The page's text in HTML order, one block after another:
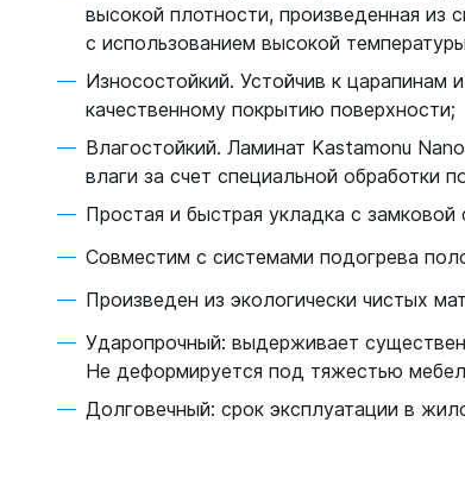
высокой плотности, произведенная из
с использованием высокой
Износостойкий. Устойчив к царапинам
качественному покрытию поверхности;
Влагостойкий. Ламинат Kastamonu
влаги за счет специальной обработки
Простая и быстрая укладка с замковой
Совместим с системами подогрева
Произведен из экологически чистых
Ударопрочный: выдерживает
Не деформируется под тяжестью
Долговечный: срок эксплуатации в